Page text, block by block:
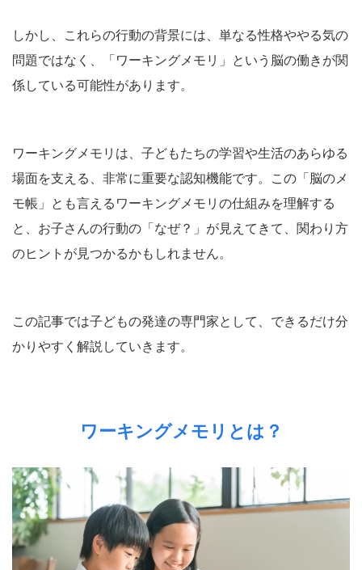
しかし、これらの行動の背景には、単なる性格ややる気の
問題ではなく、「ワーキングメモリ」という脳の働きが関
係している可能性があります。
ワーキングメモリは、子どもたちの学習や生活のあらゆる
場面を支える、非常に重要な認知機能です。この「脳のメ
モ帳」とも言えるワーキングメモリの仕組みを理解する
と、お子さんの行動の「なぜ？」が見えてきて、関わり方
のヒントが見つかるかもしれません。
この記事では子どもの発達の専門家として、できるだけ分
かりやすく解説していきます。
ワーキングメモリとは？